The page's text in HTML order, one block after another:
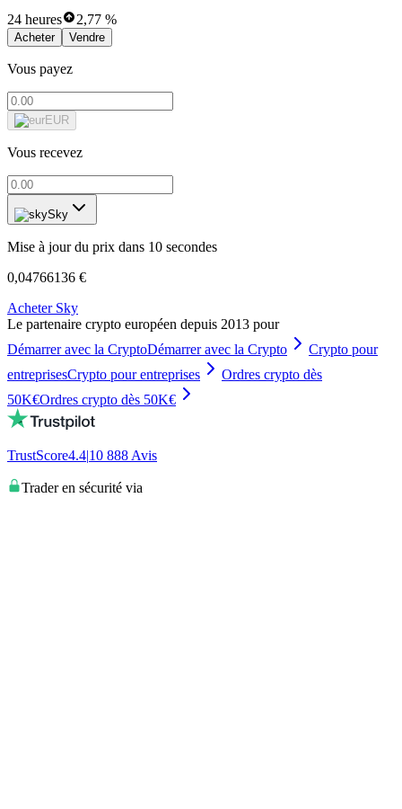
24 heures 2,77 %
Acheter Vendre
Vous payez
EUR
Vous recevez
Sky
Mise à jour du prix dans 10 secondes
0,04766136 €
Acheter Sky
Le partenaire crypto européen depuis 2013 pour
Démarrer avec la CryptoDémarrer avec la Crypto
Crypto pour
entreprisesCrypto pour entreprises
Ordres crypto dès
50K€Ordres crypto dès 50K€
TrustScore4.4|10 888 Avis
Trader en sécurité via